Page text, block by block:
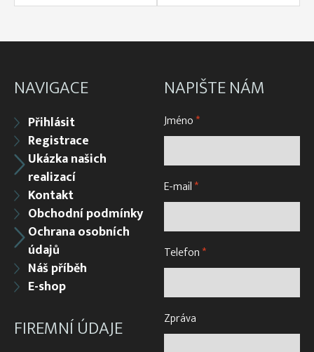
NAVIGACE
Přihlásit
Registrace
Ukázka našich
realizací
Kontakt
Obchodní podmínky
Ochrana osobních
údajů
Náš příběh
E-shop
FIREMNÍ ÚDAJE
NAPIŠTE NÁM
Jméno*
E-mail*
Telefon*
Zpráva